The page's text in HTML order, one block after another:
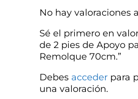
No hay valoraciones
Sé el primero en
de 2 pies de Apoyo
Remolque 70cm.”
Debes acceder para
una valoración.